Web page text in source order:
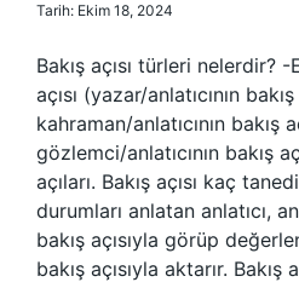
Tarih: Ekim 18, 2024
Bakış açısı türleri nelerdir?
açısı (yazar/anlatıcının
kahraman/anlatıcının bakış
gözlemci/anlatıcının bakış
açıları. Bakış açısı kaç
durumları anlatan anlatıcı,
bakış açısıyla görüp
bakış açısıyla aktarır. Bakış